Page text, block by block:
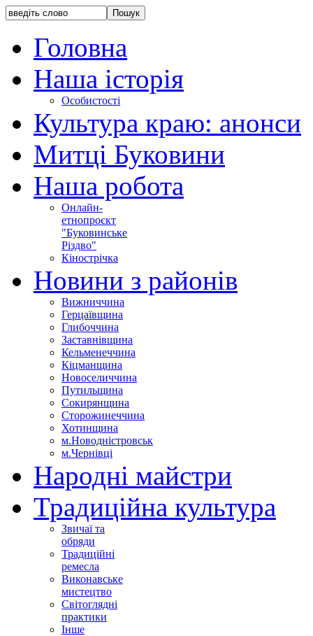
Головна
Наша історія
Особистості
Культура краю: анонси
Митці Буковини
Наша робота
Онлайн-
етнопроєкт
"Буковинське
Різдво"
Кінострічка
Новини з районів
Вижниччина
Герцаївщина
Глибоччина
Заставнівщина
Кельменеччина
Кіцманщина
Новоселиччина
Путильщина
Сокирянщина
Сторожинеччина
Хотинщина
м.Новодністровськ
м.Чернівці
Народні майстри
Традиційна культура
Звичаї та
обряди
Традиційні
ремесла
Виконавське
мистецтво
Світоглядні
практики
Інше